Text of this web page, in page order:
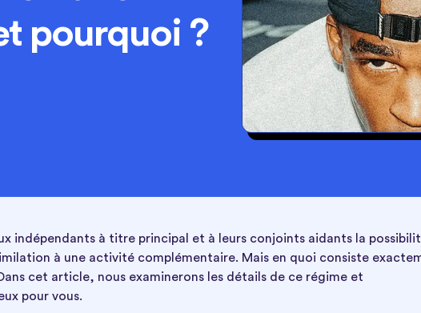
pourquoi ?
indépendants à titre principal et à leurs conjoints aidants la
à une activité complémentaire. Mais en quoi consiste
cet article, nous examinerons les détails de ce régime et
pour vous.